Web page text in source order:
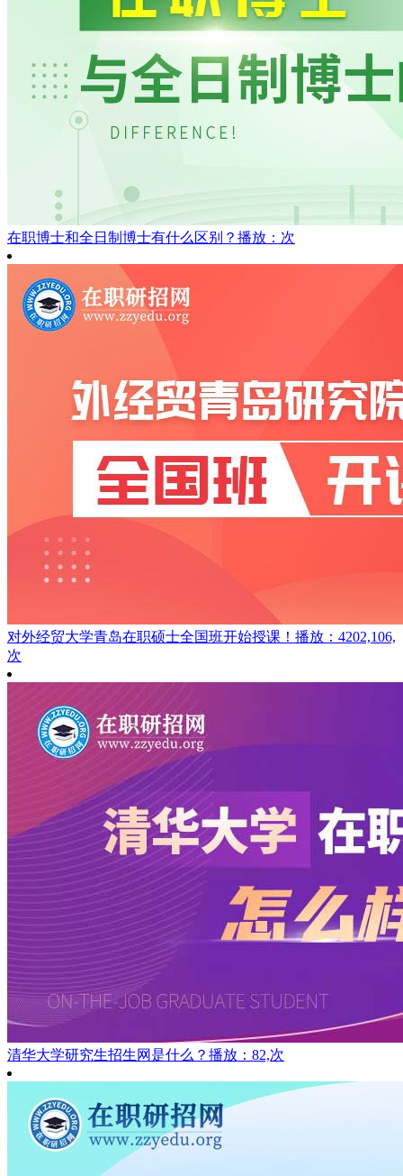
在职博士和全日制博士有什么区别？ 播放：次
对外经贸大学青岛在职硕士全国班开始授课！ 播放：4202,106,
次
清华大学研究生招生网是什么？ 播放：82,次